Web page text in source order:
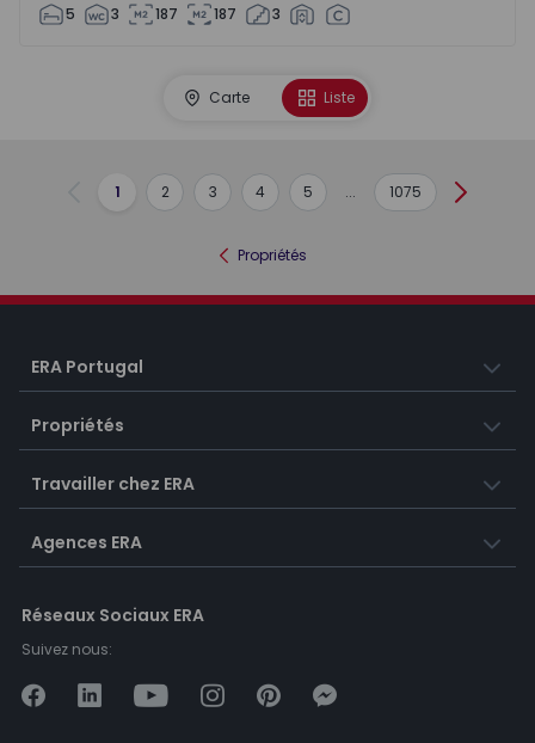
5 3 187 187 3
Carte Liste
Précédent
1 2 3 4 5 ... 1075 Suivant
Propriétés
ERA Portugal
Propriétés
Travailler chez ERA
Agences ERA
Réseaux Sociaux ERA
Suivez nous: